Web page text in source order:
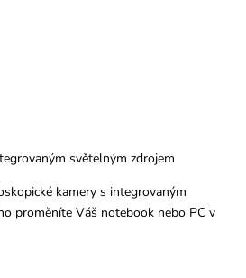
světelným zdrojem
kamery s integrovaným
proměníte Váš notebook nebo PC v